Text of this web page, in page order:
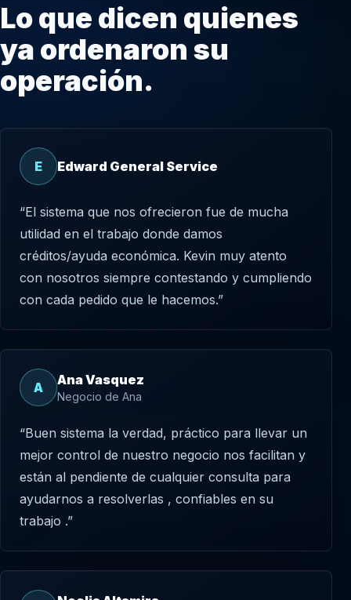
Lo que dicen quienes
ya ordenaron su
operación.
E Edward General Service
“El sistema que nos ofrecieron fue de mucha
utilidad en el trabajo donde damos
créditos/ayuda económica. Kevin muy atento
con nosotros siempre contestando y cumpliendo
con cada pedido que le hacemos.”
A Ana Vasquez
Negocio de Ana
“Buen sistema la verdad, práctico para llevar un
mejor control de nuestro negocio nos facilitan y
están al pendiente de cualquier consulta para
ayudarnos a resolverlas , confiables en su
trabajo .”